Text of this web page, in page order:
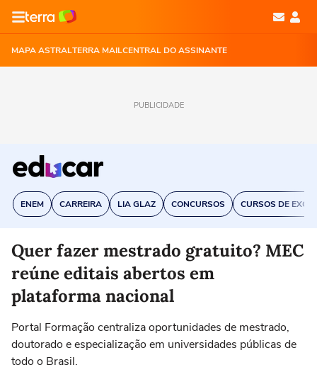
MAPA ASTRALTERRA MAILCENTRAL DO ASSINANTE
PUBLICIDADE
ENEM CARREIRA LIA GLAZ CONCURSOS CURSOS DE EXCEL
Quer fazer mestrado gratuito? MEC
reúne editais abertos em
plataforma nacional
Portal Formação centraliza oportunidades de mestrado,
doutorado e especialização em universidades públicas de
todo o Brasil.